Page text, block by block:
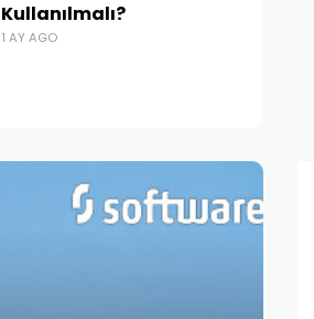
Kullanılmalı?
1 AY AGO